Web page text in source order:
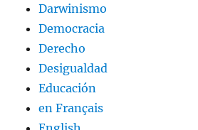
Darwinismo
Democracia
Derecho
Desigualdad
Educación
en Français